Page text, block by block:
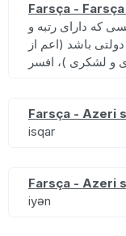
Farsça -
که دارای رتبه و
باشد (اعم از
Farsça - Azeri
isqar
Farsça - Azeri
iyən